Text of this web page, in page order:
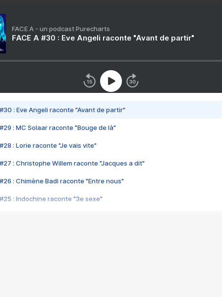
FACE A - un podcast Purecharts
FACE A #30 : Eve Angeli raconte "Avant de partir"
#30 : Eve Angeli raconte "Avant de partir"
#29 : MC Solaar raconte "Bouge de là"
#28 : Lorie raconte "Je vais vite"
#27 : Christophe Willem raconte "Jacques a dit"
#26 : Chimène Badi raconte "Entre nous"
#25 : Indochine raconte "3e sexe"